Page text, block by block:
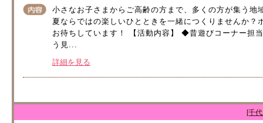
小さなお子さまからご高齢の方まで、多くの方が集う
夏ならではの楽しいひとときを一緒につくりませんか
お待ちしています！ 【活動内容】 ◆昔遊びコーナー担
う見...
詳細を見る
[千